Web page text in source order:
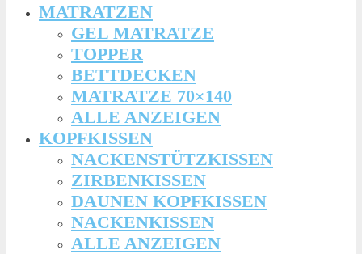
MATRATZEN
GEL MATRATZE
TOPPER
BETTDECKEN
MATRATZE 70×140
ALLE ANZEIGEN
KOPFKISSEN
NACKENSTÜTZKISSEN
ZIRBENKISSEN
DAUNEN KOPFKISSEN
NACKENKISSEN
ALLE ANZEIGEN